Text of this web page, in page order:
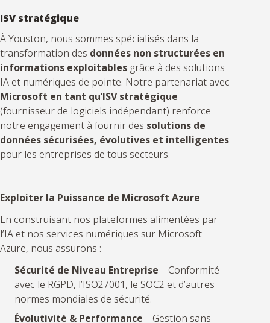
ISV stratégique
À Youston, nous sommes spécialisés dans la
transformation des données non structurées en
informations exploitables grâce à des solutions
IA et numériques de pointe. Notre partenariat avec
Microsoft en tant qu’ISV stratégique
(fournisseur de logiciels indépendant) renforce
notre engagement à fournir des solutions de
données sécurisées, évolutives et intelligentes
pour les entreprises de tous secteurs.
Exploiter la Puissance de Microsoft Azure
En construisant nos plateformes alimentées par
l’IA et nos services numériques sur Microsoft
Azure, nous assurons :
Sécurité de Niveau Entreprise – Conformité
avec le RGPD, l’ISO27001, le SOC2 et d’autres
normes mondiales de sécurité.
Évolutivité & Performance – Gestion sans